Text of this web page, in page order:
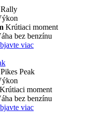
Krútiaci moment
bez benzínu
viac
Peak
Krútiaci moment
bez benzínu
viac